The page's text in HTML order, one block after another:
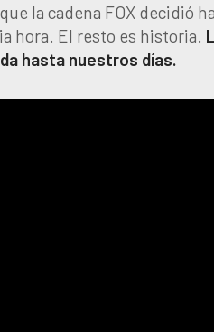
la cadena FOX decidió
hora. El resto es historia.
hasta nuestros días.